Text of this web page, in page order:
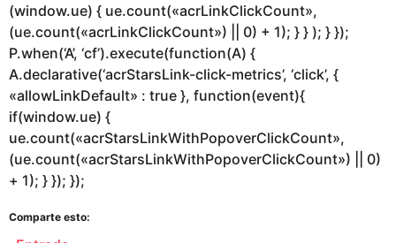
(window.ue) { ue.count(«acrLinkClickCount»,
(ue.count(«acrLinkClickCount») || 0) + 1); } } ); } });
P.when(‘A’, ‘cf’).execute(function(A) {
A.declarative(‘acrStarsLink-click-metrics’, ‘click’, {
«allowLinkDefault» : true }, function(event){
if(window.ue) {
ue.count(«acrStarsLinkWithPopoverClickCount»,
(ue.count(«acrStarsLinkWithPopoverClickCount») || 0)
+ 1); } }); });
Comparte esto: